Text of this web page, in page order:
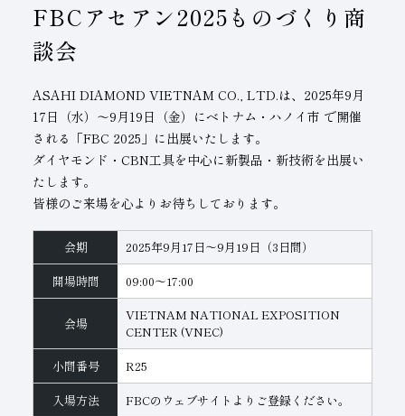
役員紹介
子会社
経営理念
事業紹介
マルチステークホルダー
人材育成
サステナビリティブックレット
FBCアセアン2025ものづくり商
談会
ASAHI DIAMOND VIETNAM CO., LTD.は、2025年9月
17日（水）～9月19日（金）にベトナム・ハノイ市 で開催
される「FBC 2025」に出展いたします。
ダイヤモンド・CBN工具を中心に新製品・新技術を出展い
たします。
皆様のご来場を心よりお待ちしております。
会期
2025年9月17日～9月19日（3日間）
開場時間
09:00～17:00
会場
VIETNAM NATIONAL EXPOSITION
CENTER (VNEC)
小間番号
R25
入場方法
FBCのウェブサイトよりご登録ください。